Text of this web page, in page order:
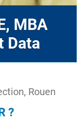
MBA
Data
Rouen
?